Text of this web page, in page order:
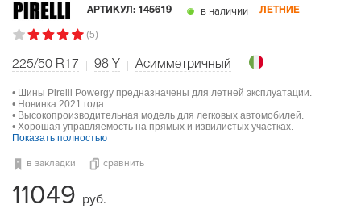
АРТИКУЛ: 145619 в наличии ЛЕТНИЕ
(5)
225/50 R17 98 Y Асимметричный
• Шины Pirelli Powergy предназначены для летней эксплуатации.
• Новинка 2021 года.
• Высокопроизводительная модель для легковых автомобилей.
• Хорошая управляемость на прямых и извилистых участках.
Показать полностью
в закладки сравнить
11049 руб.